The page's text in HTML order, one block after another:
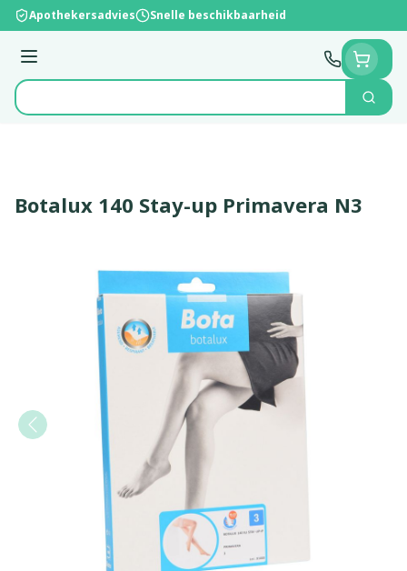
Ga naar de inhoud
Apothekersadvies Snelle beschikbaarheid
Menu
Product, merk, categorie...
Zoek
Botalux 140 Stay-up Primavera N3